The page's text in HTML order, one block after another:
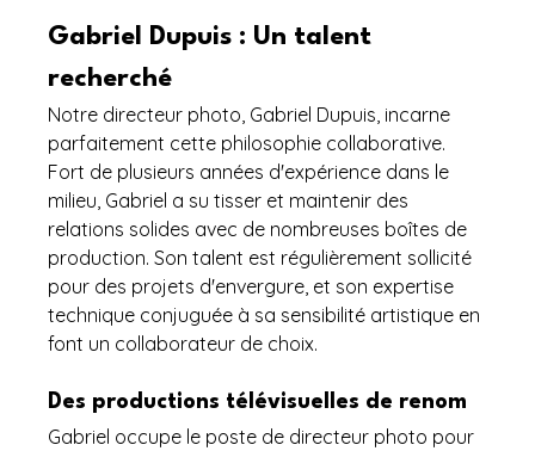
Gabriel Dupuis : Un talent
recherché
Notre directeur photo, Gabriel Dupuis, incarne
parfaitement cette philosophie collaborative.
Fort de plusieurs années d'expérience dans le
milieu, Gabriel a su tisser et maintenir des
relations solides avec de nombreuses boîtes de
production. Son talent est régulièrement sollicité
pour des projets d'envergure, et son expertise
technique conjuguée à sa sensibilité artistique en
font un collaborateur de choix.
Des productions télévisuelles de renom
Gabriel occupe le poste de directeur photo pour